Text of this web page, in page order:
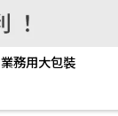
業務用大包裝